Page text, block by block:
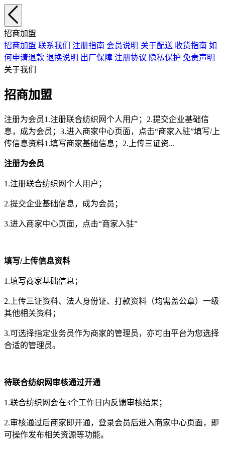
招商加盟
招商加盟 联系我们 注册指南 会员说明 关于配送 收货指南 如
何申请退款 退换说明 出厂保障 注册协议 隐私保护 免责声明
关于我们
招商加盟
注册为会员1.注册联合纺织网个人用户；2.提交企业基础信
息，成为会员；3.进入商家中心页面，点击“商家入驻”填写/上
传信息资料1.填写商家基础信息；2.上传三证资...
注册为会员
1.注册联合纺织网个人用户；
2.提交企业基础信息，成为会员；
3.进入商家中心页面，点击“商家入驻”
填写/上传信息资料
1.填写商家基础信息；
2.上传三证资料、法人身份证、打款资料（均需盖公章）一级
其他相关资料；
3.可选择指定业务员作为商家的管理员，亦可由平台为您选择
合适的管理员。
待联合纺织网审核通过开通
1.联合纺织网会在3个工作日内反馈审核结果；
2.审核通过后商家即开通，登录会员后进入商家中心页面，即
可操作发布相关资源等功能。